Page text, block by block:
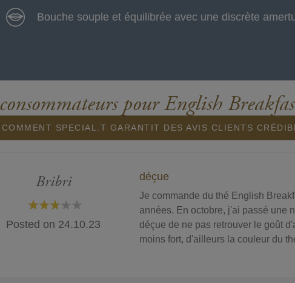
Bouche souple et équilibrée avec une discrète
pour English
COMMENT SPECIAL.T GARANTIT DES AVIS CLIENTS
Bribri
60%
Posted on 24.10.23
déçue
Je commande du thé English
années. En octobre, j'ai passé une
déçue de ne pas retrouver le goût
moins fort, d'ailleurs la couleur du